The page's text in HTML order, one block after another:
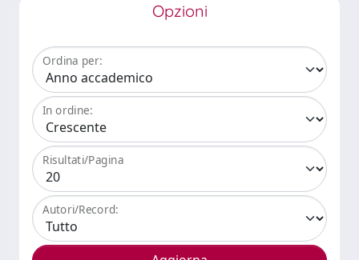
Opzioni
Ordina per:
In ordine:
Risultati/Pagina
Autori/Record: